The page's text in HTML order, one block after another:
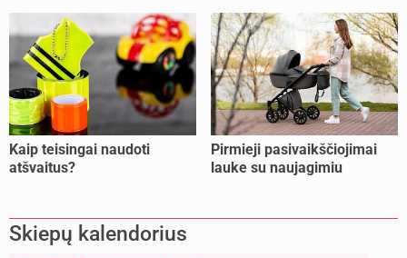
Kaip teisingai naudoti
atšvaitus?
Pirmieji pasivaikščiojimai
lauke su naujagimiu
Skiepų kalendorius